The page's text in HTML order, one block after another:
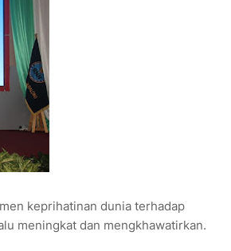
keprihatinan dunia terhadap
meningkat dan mengkhawatirkan.